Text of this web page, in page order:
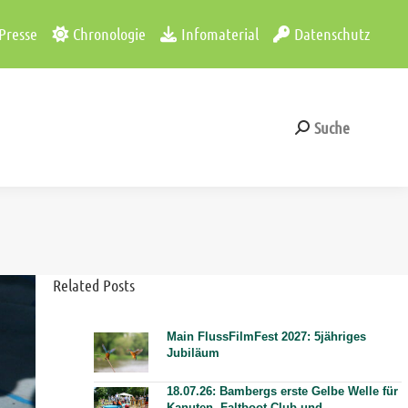
Chronologie Infomaterial Datenschutz
Search:
Suche
Related Posts
Main FlussFilmFest 2027: 5jähriges
Jubiläum
18.07.26: Bambergs erste Gelbe Welle für